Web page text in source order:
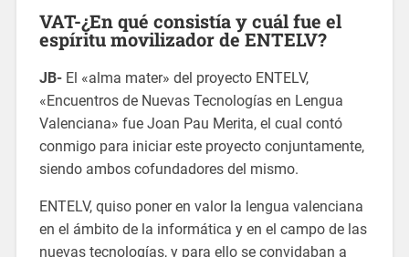
VAT-¿En qué consistía y cuál fue el
espíritu movilizador de ENTELV?
JB-El «alma mater» del proyecto ENTELV,
«Encuentros de Nuevas Tecnologías en Lengua
Valenciana» fue Joan Pau Merita, el cual contó
conmigo para iniciar este proyecto conjuntamente,
siendo ambos cofundadores del mismo.
ENTELV, quiso poner en valor la lengua valenciana
en el ámbito de la informática y en el campo de las
nuevas tecnologías, y para ello se convidaban a